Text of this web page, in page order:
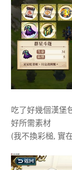
吃了好幾個漢堡
好所需素材
(我不換彩槌, 實